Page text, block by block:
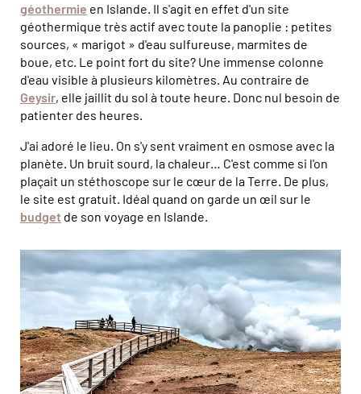
géothermie en Islande. Il s'agit en effet d'un site
géothermique très actif avec toute la panoplie : petites
sources, « marigot » d'eau sulfureuse, marmites de
boue, etc. Le point fort du site? Une immense colonne
d'eau visible à plusieurs kilomètres. Au contraire de
Geysir, elle jaillit du sol à toute heure. Donc nul besoin de
patienter des heures.
J'ai adoré le lieu. On s'y sent vraiment en osmose avec la
planète. Un bruit sourd, la chaleur… C'est comme si l'on
plaçait un stéthoscope sur le cœur de la Terre. De plus,
le site est gratuit. Idéal quand on garde un œil sur le
budget de son voyage en Islande.